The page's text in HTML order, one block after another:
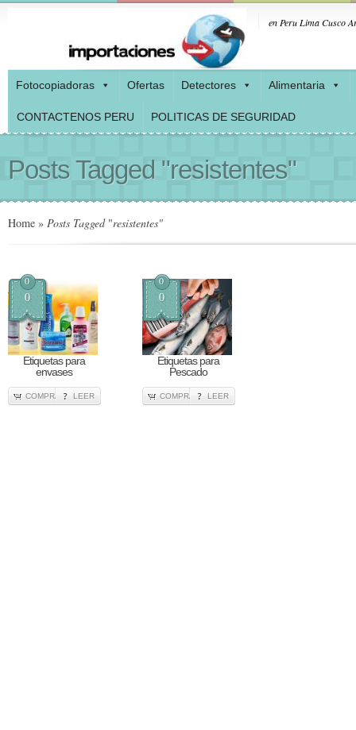
en Peru Lima Cusco
Fotocopiadoras Ofertas Detectores Alimentaria
CONTACTENOS PERU POLITICAS DE SEGURIDAD
Posts Tagged "resistentes"
Home » Posts Tagged "resistentes"
0
0
Etiquetas para
envases
COMPRA LEER
0
0
Etiquetas para
Pescado
COMPRA LEER